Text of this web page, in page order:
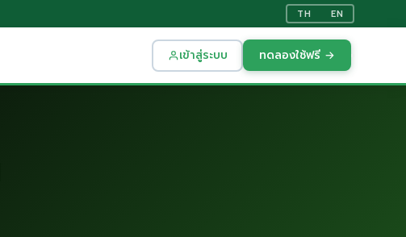
TH EN
เข้าสู่ระบบ ทดลองใช้ฟรี →